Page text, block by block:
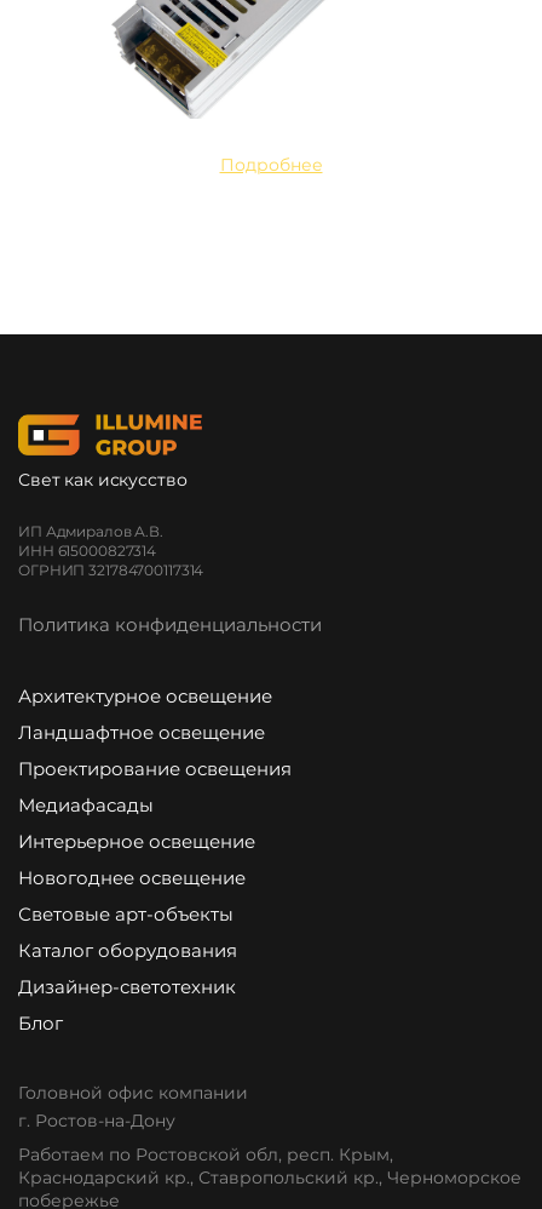
Подробнее
Свет как искусство
ИП Адмиралов А.В.
ИНН 615000827314
ОГРНИП 321784700117314
Политика конфиденциальности
Архитектурное освещение
Ландшафтное освещение
Проектирование освещения
Медиафасады
Интерьерное освещение
Новогоднее освещение
Световые арт-объекты
Каталог оборудования
Дизайнер-светотехник
Блог
Головной офис компании
г. Ростов-на-Дону
Работаем по Ростовской обл, респ. Крым,
Краснодарский кр., Ставропольский кр., Черноморское
побережье